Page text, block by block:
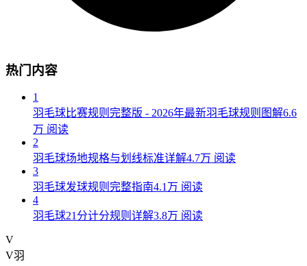
热门内容
1
羽毛球比赛规则完整版 - 2026年最新羽毛球规则图解6.6
万 阅读
2
羽毛球场地规格与划线标准详解4.7万 阅读
3
羽毛球发球规则完整指南4.1万 阅读
4
羽毛球21分计分规则详解3.8万 阅读
V
V羽